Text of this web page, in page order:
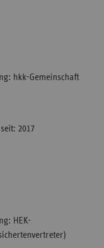
hkk-Gemeinschaft
2017
HEK-